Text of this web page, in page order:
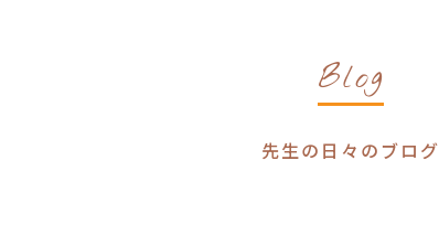
Blog
先生の日々のブログ